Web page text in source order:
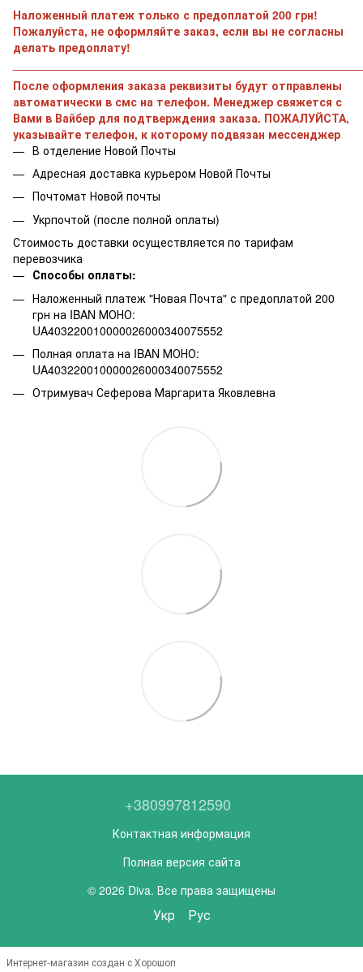
Наложенный платеж только с предоплатой 200 грн!
Пожалуйста, не оформляйте заказ, если вы не согласны
делать предоплату!
После оформления заказа реквизиты будут отправлены
автоматически в смс на телефон. Менеджер свяжется с
Вами в Вайбер для подтверждения заказа. ПОЖАЛУЙСТА,
указывайте телефон, к которому подвязан мессенджер
В отделение Новой Почты
Адресная доставка курьером Новой Почты
Почтомат Новой почты
Укрпочтой (после полной оплаты)
Стоимость доставки осуществляется по тарифам
перевозчика
Способы оплаты:
Наложенный платеж "Новая Почта" с предоплатой 200
грн на IBAN МОНО:
UA403220010000026000340075552
Полная оплата на IBAN МОНО:
UA403220010000026000340075552
Отримувач Сеферова Маргарита Яковлевна
+380997812590
Контактная информация
Полная версия сайта
© 2026 Diva. Все права защищены
Укр Рус
Интернет-магазин создан с Хорошоп